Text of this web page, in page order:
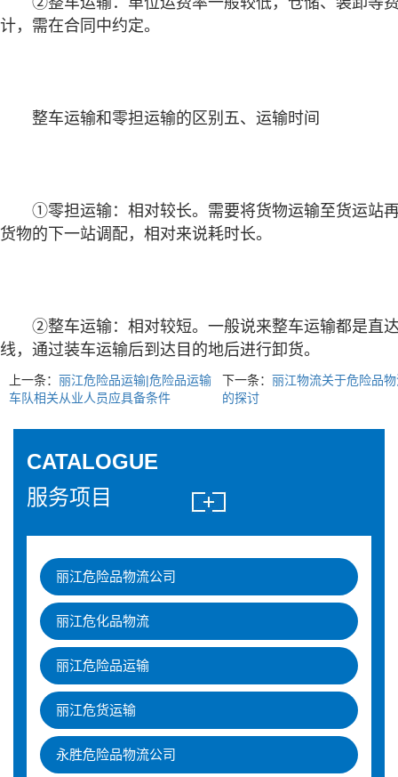
计，需在合同中约定。
整车运输和零担运输的区别五、运输时间
①零担运输：相对较长。需要将货物运输至货运站
货物的下一站调配，相对来说耗时长。
②整车运输：相对较短。一般说来整车运输都是直
线，通过装车运输后到达目的地后进行卸货。
上一条： 丽江危险品运输|危险品运输
车队相关从业人员应具备条件
下一条： 丽江物流关于危险品
的探讨
CATALOGUE
服务项目
丽江危险品物流公司
丽江危化品物流
丽江危险品运输
丽江危货运输
永胜危险品物流公司